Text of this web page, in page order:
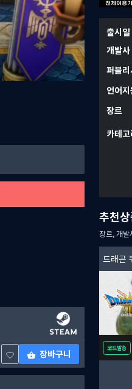
장바구니
출시일
개발사
퍼블리
언어지
장르
카테고
추천
장르, 개발
드래곤
코드발송